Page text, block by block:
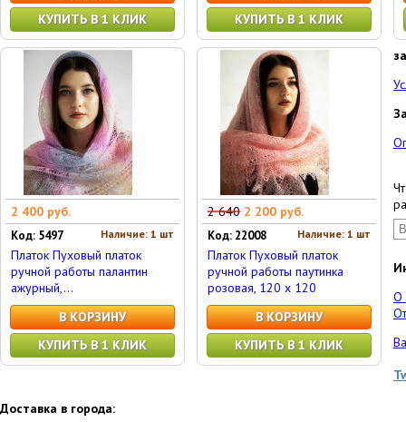
КУПИТЬ В 1 КЛИК
КУПИТЬ В 1 КЛИК
2 400 руб.
Наличие: 1 шт
Код: 5497
Платок Пуховый платок
ручной работы палантин
ажурный,...
В КОРЗИНУ
КУПИТЬ В 1 КЛИК
2 640 2 200 руб.
Наличие: 1 шт
Код: 22008
Платок Пуховый платок
ручной работы паутинка
розовая, 120 x 120
В КОРЗИНУ
КУПИТЬ В 1 КЛИК
О
Доставка в города: